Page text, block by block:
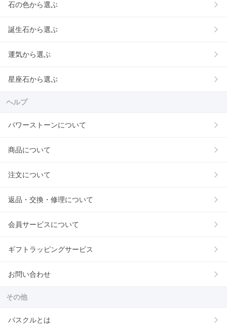
石の色から選ぶ
誕生石から選ぶ
運気から選ぶ
星座石から選ぶ
ヘルプ
パワーストーンについて
商品について
注文について
返品・交換・修理について
会員サービスについて
ギフトラッピングサービス
お問い合わせ
その他
パスクルとは